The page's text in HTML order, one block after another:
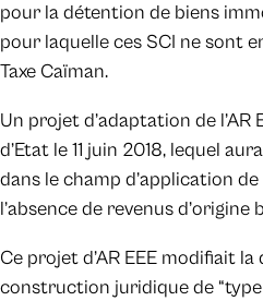
pour la détention de biens
pour laquelle ces SCI ne sont
Taxe Caïman.
Un projet d’adaptation de l’AR
d’Etat le 11 juin 2018, lequel
dans le champ d’application de
l’absence de revenus d’origine
Ce projet d’AR EEE modifiait
construction juridique de